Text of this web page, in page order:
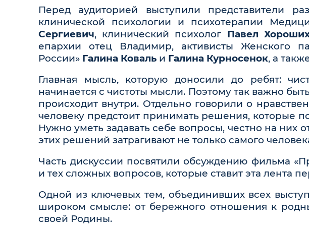
Перед аудиторией выступили представители
клинической психологии и психотерапии
Сергиевич, клинический психолог Павел
епархии отец Владимир, активисты Женского
России» Галина Коваль и Галина Курносенок, а
Главная мысль, которую доносили до ребят:
начинается с чистоты мысли. Поэтому так важно
происходит внутри. Отдельно говорили о
человеку предстоит принимать решения, которые
Нужно уметь задавать себе вопросы, честно на них
этих решений затрагивают не только самого
Часть дискуссии посвятили обсуждению фильма
и тех сложных вопросов, которые ставит эта лента
Одной из ключевых тем, объединивших всех
широком смысле: от бережного отношения к
своей Родины.